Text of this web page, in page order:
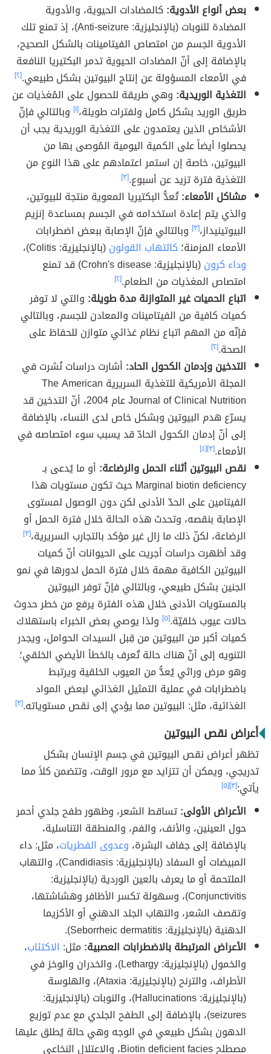
بعض أنواع الأدوية: كالمضادات الحيوية، والأدوية
المضادة للنوبات (بالإنجليزية: Anti-seizure)، إذ تمنع تلك
الأدوية الجسم من امتصاص الفيتامينات بالشكل الصحيح،
بالإضافة إلى أنّ المضادات الحيوية تدمر البكتيريا النافعة
في الأمعاء المسؤولة عن إنتاج البيوتين بشكل طبيعي.[٢]
التغذية الوريدية: وهي طريقة للحصول على المُغذيات عن
طريق الوريد بشكل كامل ولفترات طويلة،[١] وبالتالي فإنّ
الأشخاص الذين يعتمدون على التغذية الوريدية يجب أن
يحصلوا أيضاً على الكمية اليومية المُوصى بها من
البيوتين، خاصة إن استمر اعتمادهم على هذا النوع من
التغذية فترة تزيد عن أسبوع.[٣]
مشاكل الأمعاء:تُعدُّ البكتيريا المعوية منتجة للبيوتين،
والذي يتم إعادة استخدامه في الجسم بمساعدة إنزيم
البيوتينيداز،[٣] وبالتالي فإنّ الإصابة ببعض اضطرابات
الأمعاء المزمنة؛ كالتهاب القولون(بالإنجليزية: Colitis)،
وداء كرون
(بالإنجليزية: Crohn's disease) قد تمنع
امتصاص المغذيات من الطعام.[٢]
اتباع الحميات غير المتوازنة مدة طويلة: والتي لا توفر
كميات كافية من الفيتامينات والمعادن للجسم، وبالتالي
فإنّه من المهم اتباع نظام غذائي متوازن للحفاظ على
الصحة.[٢]
التدخين وإدمان الكحول الحاد: أشارت دراسات نُشرت في
المجلة الأمريكية للتغذية السريرية The American
Journal of Clinical Nutrition عام 2004، أنّ التدخين قد
يسرّع هدم البيوتين وبشكل خاص لدى النساء، بالإضافة
إلى أنّ إدمان الكحول الحادّ قد يسبب سوء امتصاصه في
الأمعاء.[٣] [٤]
نقص البيوتين أثناء الحمل والرضاعة: أو ما يُدعى بـ
Marginal biotin deficiency حيث تكون مستويات هذا
الفيتامين على الحدّ الأدنى لكن دون الوصول لمستوى
الإصابة بنقصه، وتحدث هذه الحالة خلال فترة الحمل أو
الرضاعة، لكنّ ذلك ما زال غير مؤكد بالتجارب السريرية،[٣]
وقد أظهرت دراسات أجريت على الحيوانات أنّ كميات
البيوتين الكافية مهمة خلال فترة الحمل لدورها في نمو
الجنين بشكل طبيعي، وبالتالي فإنّ توفر البيوتين
بالمستويات الأدنى خلال هذه الفترة يرفع من خطر حدوث
حالات عيوب خلقيّة.[٥] ولذا يوصي بعض الخبراء باستهلاك
كميات أكبر من البيوتين من قِبل السيدات الحوامل، ويجدر
التنويه إلى أنّ هناك حالة تُعرف بالخطأ الأيضي الخلقي؛
وهو مرض وراثي يُعدُّ من العيوب الخلقية ويرتبط
باضطرابات في عملية التمثيل الغذائي لبعض المواد
الغذائية، مثل: البيوتين مما يؤدي إلى نقص مستوياته.[٣]
أعراض نقص البيوتين
تظهر أعراض نقص البيوتين في جسم الإنسان بشكل
تدريجي، ويمكن أن تتزايد مع مرور الوقت، وتتضمن كلاً مما
يأتي:[٣] [٥]
الأعراض الأولى:تساقط الشعر، وظهور طفح جلدي أحمر
حول العينين، والأنف، والفم، والمنطقة التناسلية،
بالإضافة إلى جفاف البشرة، وعدوى الفطريات، مثل: داء
المبيضات أو السفاد (بالإنجليزية: Candidiasis)، والتهاب
الملتحمة أو ما يعرف بالعين الوردية (بالإنجليزية:
Conjunctivitis)، وسهولة تكسر الأظافر وهشاشتها،
وتقصف الشعر، والتهاب الجلد الدهني أو الأكزيما
الدهنية (بالإنجليزية: Seborrheic dermatitis).
الأعراض المرتبطة بالاضطرابات العصبية: مثل: الاكتئاب،
والخمول (بالإنجليزية: Lethargy)، والخدران والوخز في
الأطراف، والترنح (بالإنجليزية: Ataxia)، والهلوسة
(بالإنجليزية: Hallucinations)، والنوبات (بالإنجليزية:
seizures)، بالإضافة إلى الطفح الجلدي مع عدم توزيع
الدهون بشكل طبيعي في الوجه وهي حالة يُطلق عليها
مصطلح Biotin deficient facies، والاعتلال النخاعي